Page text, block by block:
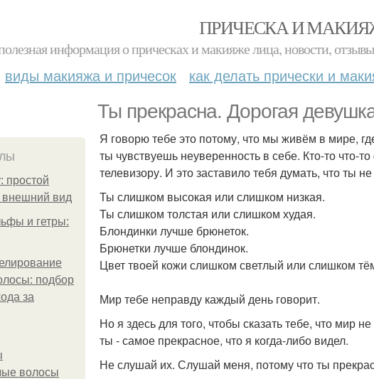
ПРИЧЕСКА И
информация о прическах и макияже лица, новости,
виды макияжа и причесок как делать прически и
Ты прекрасна. Дорогая
простой
внешний вид
и гетры:
подбор
за
волосы
Я говорю тебе это потому, что мы живём в мире,
ты чувствуешь неуверенность в себе. Кто-то что-
телевизору. И это заставило тебя думать, что ты
Ты слишком высокая или слишком низкая.
Ты слишком толстая или слишком худая.
Блондинки лучше брюнеток.
Брюнетки лучше блондинок.
Цвет твоей кожи слишком светлый или слишком
Мир тебе неправду каждый день говорит.
Но я здесь для того, чтобы сказать тебе, что мир
ты - самое прекрасное, что я когда-либо видел.
Не слушай их. Слушай меня, потому что ты